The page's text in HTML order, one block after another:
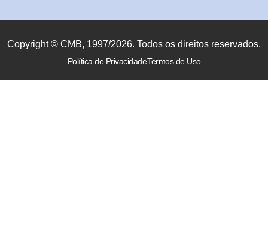
Copyright © CMB, 1997/2026. Todos os direitos reservados.
Política de PrivacidadeTermos de Uso